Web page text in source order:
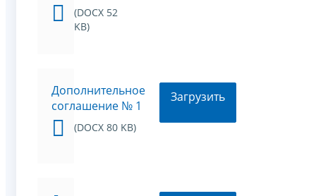
(DOCX 52
KB)
Дополнительное
соглашение № 1
(DOCX 80 KB)
Загрузить